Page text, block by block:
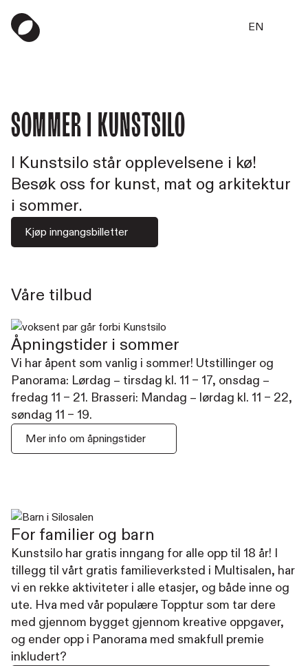
EN
Sommer i Kunstsilo
I Kunstsilo står opplevelsene i kø!
Besøk oss for kunst, mat og arkitektur
i sommer.
Kjøp inngangsbilletter
Våre tilbud
Åpningstider i sommer
Vi har åpent som vanlig i sommer! Utstillinger og
Panorama: Lørdag – tirsdag kl. 11 – 17, onsdag –
fredag 11 – 21. Brasseri: Mandag – lørdag kl. 11 – 22,
søndag 11 – 19.
Mer info om åpningstider
For familier og barn
Kunstsilo har gratis inngang for alle opp til 18 år! I
tillegg til vårt gratis familieverksted i Multisalen, har
vi en rekke aktiviteter i alle etasjer, og både inne og
ute. Hva med vår populære Topptur som tar dere
med gjennom bygget gjennom kreative oppgaver,
og ender opp i Panorama med smakfull premie
inkludert?